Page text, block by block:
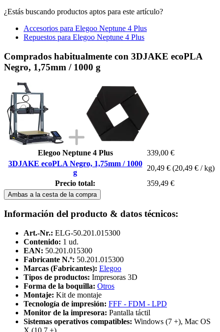
¿Estás buscando productos aptos para este artículo?
Accesorios para Elegoo Neptune 4 Plus
Repuestos para Elegoo Neptune 4 Plus
Comprados habitualmente con 3DJAKE ecoPLA
Negro, 1,75mm / 1000 g
Elegoo Neptune 4 Plus
339,00 €
3DJAKE ecoPLA Negro, 1,75mm / 1000
g
20,49 € (20,49 € / kg)
Precio total:
359,49 €
Ambas a la cesta de la compra
Información del producto & datos técnicos:
Art.-Nr.: ELG-50.201.015300
Contenido: 1 ud.
EAN: 50.201.015300
Fabricante N.º: 50.201.015300
Marcas (Fabricantes): Elegoo
Tipos de productos: Impresoras 3D
Forma de la boquilla: Otros
Montaje: Kit de montaje
Tecnología de impresión: FFF - FDM - LPD
Monitor de la impresora: Pantalla táctil
Sistemas operativos compatibles: Windows (7 +), Mac OS
X (10.7 +)